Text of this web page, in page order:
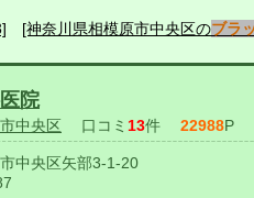
[神奈川県相模原市中央区のブラ
院
中央区 口コミ 13件 22988P
中央区矢部3-1-20